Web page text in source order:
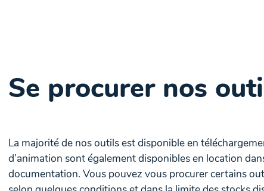
Se procurer nos
La majorité de nos outils est disponible en
d’animation sont également disponibles en location
documentation. Vous pouvez vous procurer certains